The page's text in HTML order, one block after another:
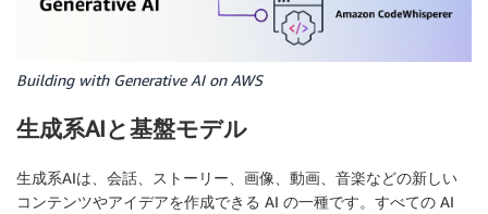
Building with Generative AI on AWS
生成系AIと基盤モデル
生成系AIは、会話、ストーリー、画像、動画、音楽などの新しい
コンテンツやアイデアを作成できる AI の一種です。すべての AI